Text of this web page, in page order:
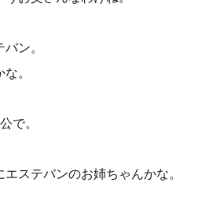
ン。
。
で。
ステバンのお姉ちゃんかな。